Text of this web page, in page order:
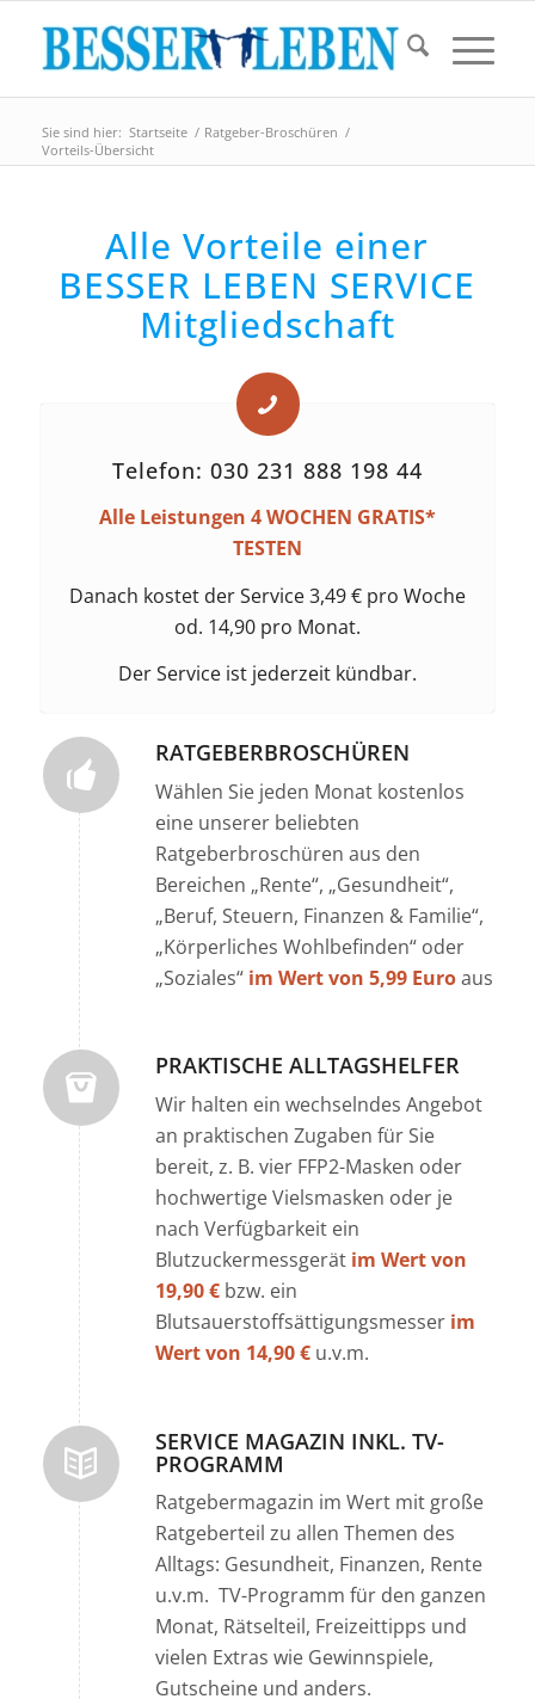
Sie sind hier: Startseite / Ratgeber-Broschüren /
Vorteils-Übersicht
Alle Vorteile einer
BESSER LEBEN SERVICE
Mitgliedschaft
Telefon: 030 231 888 198 44
Alle Leistungen 4 WOCHEN GRATIS*
TESTEN
Danach kostet der Service 3,49 € pro Woche
od. 14,90 pro Monat.
Der Service ist jederzeit kündbar.
RATGEBERBROSCHÜREN
Wählen Sie jeden Monat kostenlos
eine unserer beliebten
Ratgeberbroschüren aus den
Bereichen „Rente“, „Gesundheit“,
„Beruf, Steuern, Finanzen & Familie“,
„Körperliches Wohlbefinden“ oder
„Soziales“ im Wert von 5,99 Euroaus
PRAKTISCHE ALLTAGSHELFER
Wir halten ein wechselndes Angebot
an praktischen Zugaben für Sie
bereit, z. B. vier FFP2-Masken oder
hochwertige Vielsmasken oder je
nach Verfügbarkeit ein
Blutzuckermessgerät im Wert von
19,90 € bzw. ein
Blutsauerstoffsättigungsmesser im
Wert von 14,90 €u.v.m.
SERVICE MAGAZIN INKL. TV-
PROGRAMM
Ratgebermagazin im Wert mit große
Ratgeberteil zu allen Themen des
Alltags: Gesundheit, Finanzen, Rente
u.v.m. TV-Programm für den ganzen
Monat, Rätselteil, Freizeittipps und
vielen Extras wie Gewinnspiele,
Gutscheine und anders.